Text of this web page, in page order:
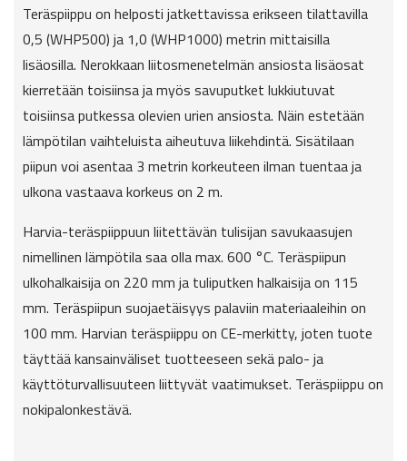
Teräspiippu on helposti jatkettavissa erikseen tilattavilla
0,5 (WHP500) ja 1,0 (WHP1000) metrin mittaisilla
lisäosilla. Nerokkaan liitosmenetelmän ansiosta lisäosat
kierretään toisiinsa ja myös savuputket lukkiutuvat
toisiinsa putkessa olevien urien ansiosta. Näin estetään
lämpötilan vaihteluista aiheutuva liikehdintä. Sisätilaan
piipun voi asentaa 3 metrin korkeuteen ilman tuentaa ja
ulkona vastaava korkeus on 2 m.
Harvia-teräspiippuun liitettävän tulisijan savukaasujen
nimellinen lämpötila saa olla max. 600 °C. Teräspiipun
ulkohalkaisija on 220 mm ja tuliputken halkaisija on 115
mm. Teräspiipun suojaetäisyys palaviin materiaaleihin on
100 mm. Harvian teräspiippu on CE-merkitty, joten tuote
täyttää kansainväliset tuotteeseen sekä palo- ja
käyttöturvallisuuteen liittyvät vaatimukset. Teräspiippu on
nokipalonkestävä.